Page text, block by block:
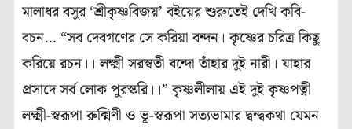
মালাধর বসুর ‘শ্রীকৃষ্ণবিজয়’ বইয়ের শুরুতেই দেখি কবি-
বচন… “সব দেবগণের সে করিয়া বন্দন। কৃষ্ণের চরিত্র কিছু
করিয়ে রচন।। লক্ষ্মী সরস্বতী বন্দো তাঁহার দুই নারী। যাহার
প্রসাদে সর্ব লোক পুরস্করি।।” কৃষ্ণলীলায় এই দুই কৃষ্ণপত্নী
লক্ষ্মী-স্বরূপা রুক্মিণী ও ভূ-স্বরূপা সত্যভামার দ্বন্দ্বকথা যেমন